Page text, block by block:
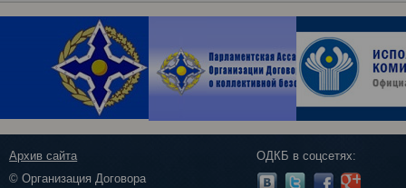
Архив сайта
© Организация Договора
ОДКБ в соцсетях: